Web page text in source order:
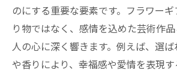
のにする重要な要素です。フラワー
り物ではなく、感情を込めた芸術作
人の心に深く響きます。例えば、選
や香りにより、幸福感や愛情を表現